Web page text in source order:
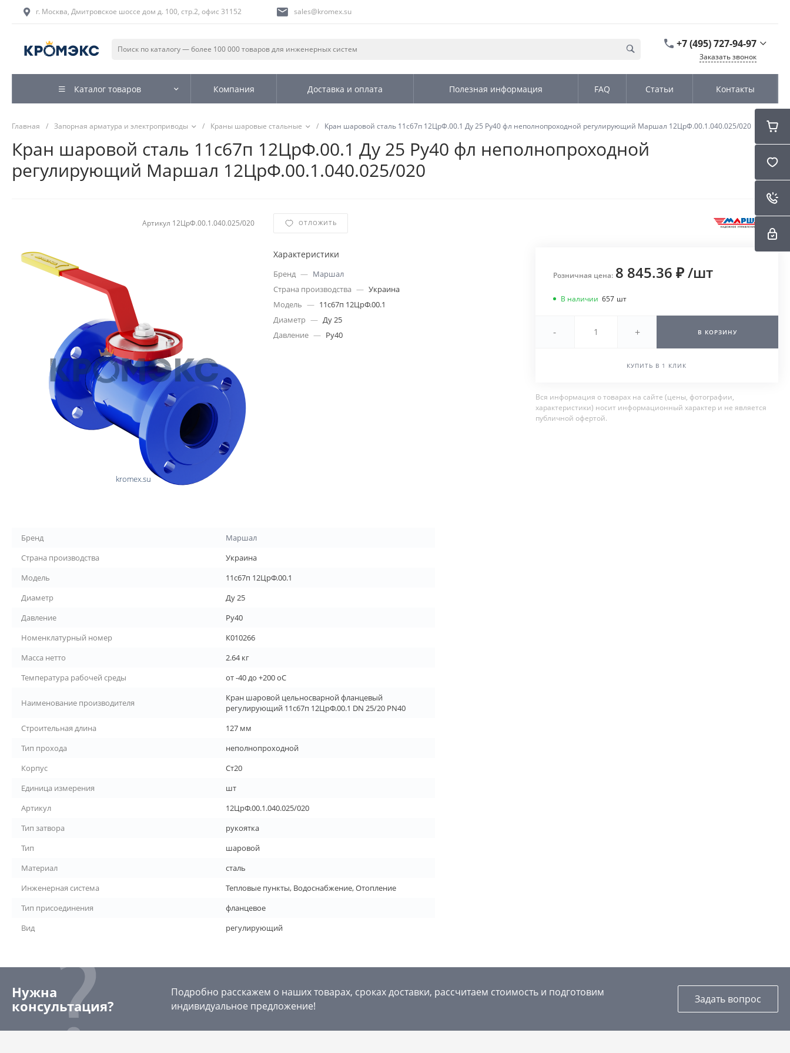
г. Москва, Дмитровское шоссе дом д. 100, стр.2, офис 31152 sales@kromex.su
+7 (495) 727-94-97
Пн-Чт: 9:00-18:00 Пт
Заказать звонок
Каталог товаров Компания Доставка и оплата Полезная информация FAQ Статьи Контакты
Главная / Запорная арматура и электроприводы / Краны шаровые стальные / Кран шаровой сталь 11с67п 12ЦрФ.00.1 Ду 25 Ру40 фл неполнопроходной регулирующий Маршал 12ЦрФ.00.1.040.025/020
Кран шаровой сталь 11с67п 12ЦрФ.00.1 Ду 25 Ру40 фл неполнопроходной
регулирующий Маршал 12ЦрФ.00.1.040.025/020
Артикул 12ЦрФ.00.1.040.025/020 ОТЛОЖИТЬ
Характеристики
Бренд — Маршал
Страна производства — Украина
Модель — 11с67п 12ЦрФ.00.1
Диаметр — Ду 25
Давление — Ру40
Розничная цена: 8 845.36 ₽/шт
В наличии 657 шт
- + В КОРЗИНУ
КУПИТЬ В 1 КЛИК
Вся информация о товарах на сайте (цены, фотографии,
характеристики) носит информационный характер и не является
публичной офертой.
Бренд
Маршал
Страна производства
Украина
Модель
11с67п 12ЦрФ.00.1
Диаметр
Ду 25
Давление
Ру40
Номенклатурный номер
К010266
Масса нетто
2.64 кг
Температура рабочей среды
от -40 до +200 oC
Наименование производителя
Кран шаровой цельносварной фланцевый
регулирующий 11с67п 12ЦрФ.00.1 DN 25/20 PN40
Строительная длина
127 мм
Тип прохода
неполнопроходной
Корпус
Ст20
Единица измерения
шт
Артикул
12ЦрФ.00.1.040.025/020
Тип затвора
рукоятка
Тип
шаровой
Материал
сталь
Инженерная система
Тепловые пункты, Водоснабжение, Отопление
Тип присоединения
фланцевое
Вид
регулирующий
Нужна
консультация?
Подробно расскажем о наших товарах, сроках доставки, рассчитаем стоимость и подготовим
индивидуальное предложение!
Задать вопрос